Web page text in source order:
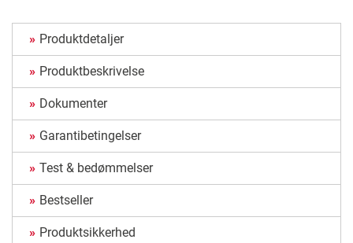
Produktdetaljer
Produktbeskrivelse
Dokumenter
Garantibetingelser
Test & bedømmelser
Bestseller
Produktsikkerhed